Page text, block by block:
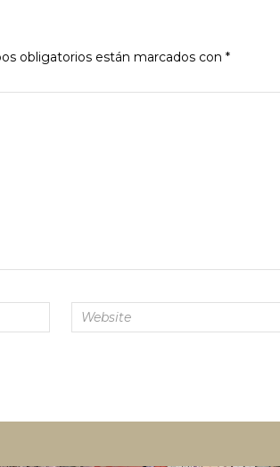
obligatorios están marcados con *